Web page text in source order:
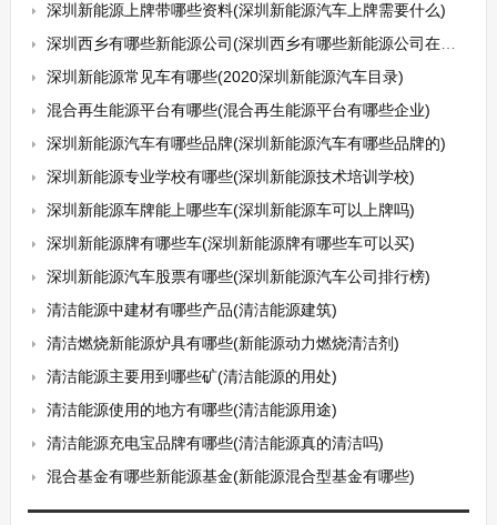
深圳新能源上牌带哪些资料(深圳新能源汽车上牌需要什么)
深圳西乡有哪些新能源公司(深圳西乡有哪些新能源公司在招工)
深圳新能源常见车有哪些(2020深圳新能源汽车目录)
混合再生能源平台有哪些(混合再生能源平台有哪些企业)
深圳新能源汽车有哪些品牌(深圳新能源汽车有哪些品牌的)
深圳新能源专业学校有哪些(深圳新能源技术培训学校)
深圳新能源车牌能上哪些车(深圳新能源车可以上牌吗)
深圳新能源牌有哪些车(深圳新能源牌有哪些车可以买)
深圳新能源汽车股票有哪些(深圳新能源汽车公司排行榜)
清洁能源中建材有哪些产品(清洁能源建筑)
清洁燃烧新能源炉具有哪些(新能源动力燃烧清洁剂)
清洁能源主要用到哪些矿(清洁能源的用处)
清洁能源使用的地方有哪些(清洁能源用途)
清洁能源充电宝品牌有哪些(清洁能源真的清洁吗)
混合基金有哪些新能源基金(新能源混合型基金有哪些)